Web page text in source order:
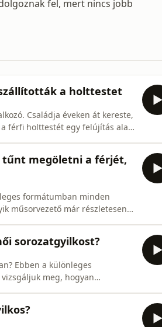
fel, mert nincs jobb
a holttestet
Családja éveken át kereste,
férfi holttestét egy felújítás alatt
kapcsolat végzetes
tűnt megöletni a férjét,
műsorvezető már részletesen
sorozatgyilkost?
meg, hogyan